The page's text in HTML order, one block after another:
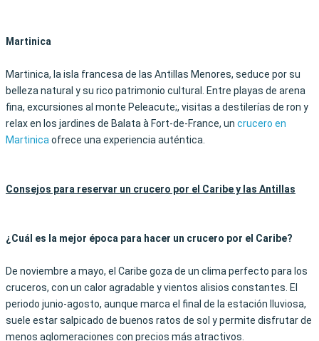
Martinica
Martinica, la isla francesa de las Antillas Menores, seduce por su
belleza natural y su rico patrimonio cultural. Entre playas de arena
fina, excursiones al monte Peleacute;, visitas a destilerías de ron y
relax en los jardines de Balata à Fort-de-France, un crucero en
Martinicaofrece una experiencia auténtica.
Consejos para reservar un crucero por el Caribe y las Antillas
¿ Cuál es la mejor época para hacer un crucero por el Caribe?
De noviembre a mayo, el Caribe goza de un clima perfecto para los
cruceros, con un calor agradable y vientos alisios constantes. El
periodo junio-agosto, aunque marca el final de la estación lluviosa,
suele estar salpicado de buenos ratos de sol y permite disfrutar de
menos aglomeraciones con precios más atractivos.